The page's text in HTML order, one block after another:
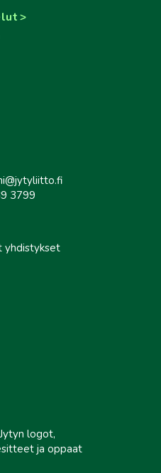
3799
yhdistykset
logot,
ja oppaat